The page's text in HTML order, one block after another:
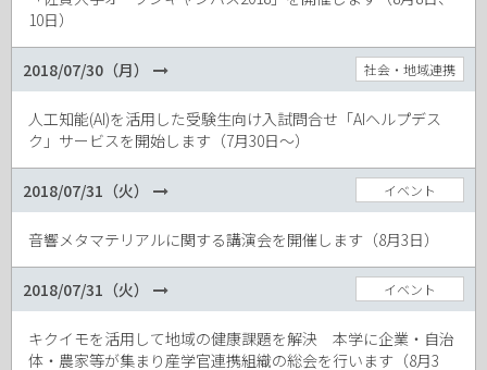
10日）
2018/07/30（月）
人工知能(AI)を活用した受験生向け入試問合せ「AIヘルプデス
ク」サービスを開始します（7月30日～）
社会・地域連携
2018/07/31（火）
音響メタマテリアルに関する講演会を開催します（8月3日）
イベント
2018/07/31（火）
キクイモを活用して地域の健康課題を解決 本学に企業・自治
体・農家等が集まり産学官連携組織の総会を行います（8月3
イベント